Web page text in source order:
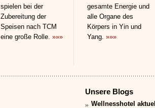
spielen bei der
Zubereitung der
Speisen nach TCM
eine große Rolle. »»»
gesamte Energie und
alle Organe des
Körpers in Yin und
Yang. »»»
Unsere Blogs
Wellnesshotel aktuell